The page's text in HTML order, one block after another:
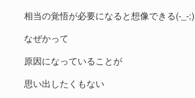
相当の覚悟が必要になると想像できる(-_-;)
なぜかって
原因になっていることが
思い出したくもない